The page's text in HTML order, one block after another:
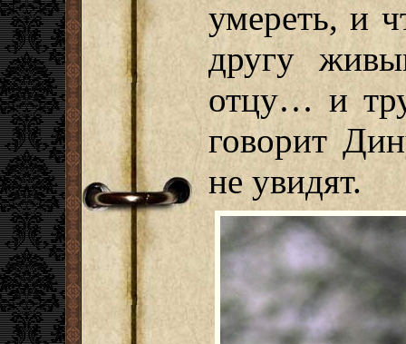
умереть, и
другу
отцу… и
говорит
не увидят.